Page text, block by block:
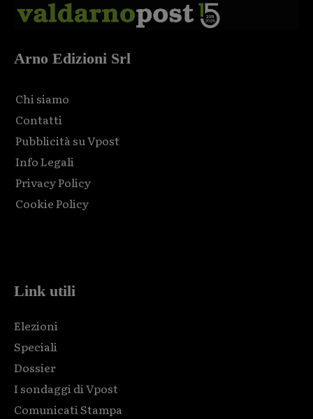
Arno Edizioni Srl
Chi siamo
Contatti
Pubblicità su Vpost
Info Legali
Privacy Policy
Cookie Policy
Link utili
Elezioni
Speciali
Dossier
I sondaggi di Vpost
Comunicati Stampa